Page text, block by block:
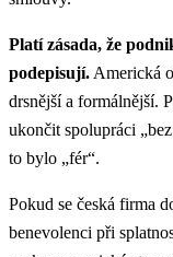
Platí zásada, že
podepisují.Americká
drsnější a formálnější.
ukončit spolupráci
to bylo „fér“.
Pokud se česká firma
benevolenci při